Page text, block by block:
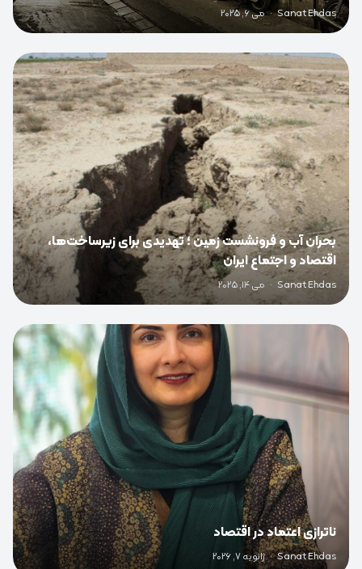
Sanat Ehdas
· می 6, 2025
0
بحران آب و فرونشست زمین ؛ تهدیدی برای زیرساخت‌ها،
اقتصاد و اجتماع ایران
Sanat Ehdas
· می 14, 2025
ناترازی اعتماد در اقتصاد
Sanat Ehdas
· ژانویه 7, 2026